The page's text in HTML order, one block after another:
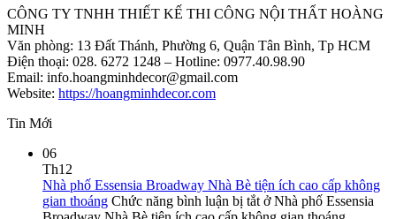
CÔNG TY TNHH THIẾT KẾ THI CÔNG NỘI THẤT HOÀNG
MINH
Văn phòng: 13 Đất Thánh, Phường 6, Quận Tân Bình, Tp HCM
Điện thoại: 028. 6272 1248 – Hotline: 0977.40.98.90
Email: info.hoangminhdecor@gmail.com
Website: https://hoangminhdecor.com
Tin Mới
06
Th12
Nhà phố Essensia Broadway Nhà Bè tiện ích cao cấp không
gian thoáng Chức năng bình luận bị tắt ở Nhà phố Essensia